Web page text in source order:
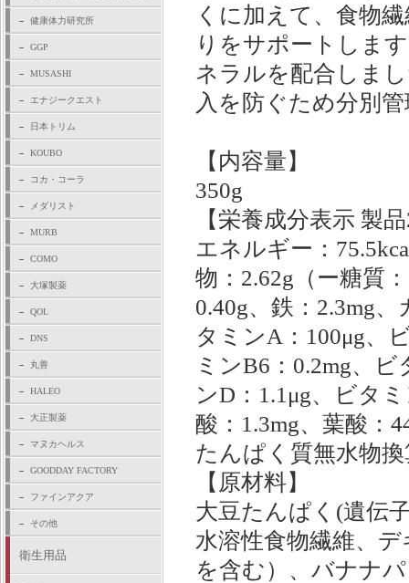
健康体力研究所
GGP
MUSASHI
エナジークエスト
日本トリム
KOUBO
コカ・コーラ
メダリスト
MURB
COMO
大塚製薬
QOL
DNS
丸善
HALEO
大正製薬
マヌカヘルス
GOODDAY FACTORY
ファインアクア
その他
衛生用品
くに加えて、食物
りをサポートしま
ネラルを配合しま
入を防ぐため分別
【内容量】
350g
【栄養成分表示 製
エネルギー：
物：2.62g（ー糖質
0.40g、鉄：2.3mg
タミンA：100μg、
ミンB6：0.2mg、
ンD：1.1μg、ビタ
酸：1.3mg、葉酸：
たんぱく質無水物換
【原材料】
大豆たんぱく(遺伝
水溶性食物繊維、
を含む）、バナナ